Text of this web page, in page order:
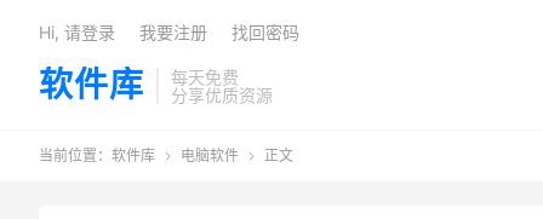
软件库
每天免费
分享优质资源
Hi, 请登录 我要注册 找回密码
当前位置： 软件库  电脑软件  正文